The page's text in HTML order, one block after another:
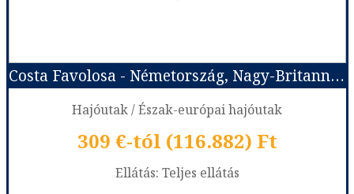
Costa Favolosa - Németország, Nagy-Britannia, Franciaország
Hajóutak / Észak-európai hajóutak
309 €-tól (116.882) Ft
Ellátás: Teljes ellátás